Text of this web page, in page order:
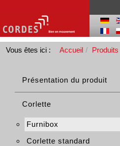
Vous êtes ici : Accueil Produits
Présentation du produit
Corlette
Furnibox
Corlette standard